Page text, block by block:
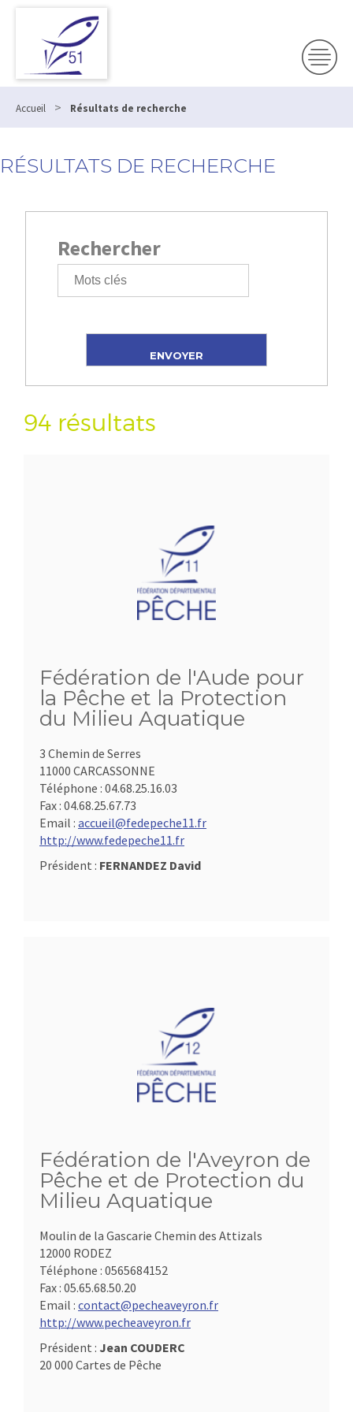
Accueil > Résultats de recherche
RÉSULTATS DE RECHERCHE
Rechercher
94 résultats
Fédération de l'Aude pour
la Pêche et la Protection
du Milieu Aquatique
3 Chemin de Serres
11000 CARCASSONNE
Téléphone : 04.68.25.16.03
Fax : 04.68.25.67.73
Email : accueil@fedepeche11.fr
http://www.fedepeche11.fr
Président : FERNANDEZ David
Fédération de l'Aveyron de
Pêche et de Protection du
Milieu Aquatique
Moulin de la Gascarie Chemin des Attizals
12000 RODEZ
Téléphone : 0565684152
Fax : 05.65.68.50.20
Email : contact@pecheaveyron.fr
http://www.pecheaveyron.fr
Président : Jean COUDERC
20 000 Cartes de Pêche